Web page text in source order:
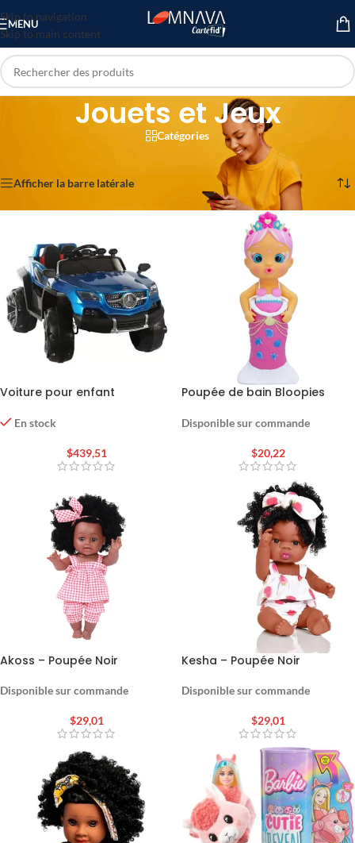
Skip to navigation
Skip to main content
MENU
Jouets et Jeux
Catégories
8 résultats affichés
Afficher la barre latérale
Voiture pour enfant
En stock
$439,51
Poupée de bain Bloopies
Disponible sur commande
$20,22
Akoss – Poupée Noir
Disponible sur commande
$29,01
Kesha – Poupée Noir
Disponible sur commande
$29,01